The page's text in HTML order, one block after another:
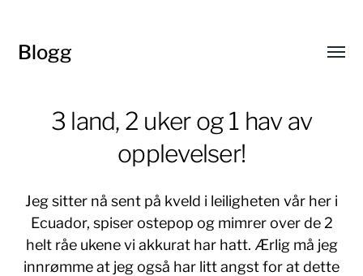
Blogg
3 land, 2 uker og 1 hav av
opplevelser!
Jeg sitter nå sent på kveld i leiligheten vår her i
Ecuador, spiser ostepop og mimrer over de 2
helt råe ukene vi akkurat har hatt. Ærlig må jeg
innrømme at jeg også har litt angst for at dette